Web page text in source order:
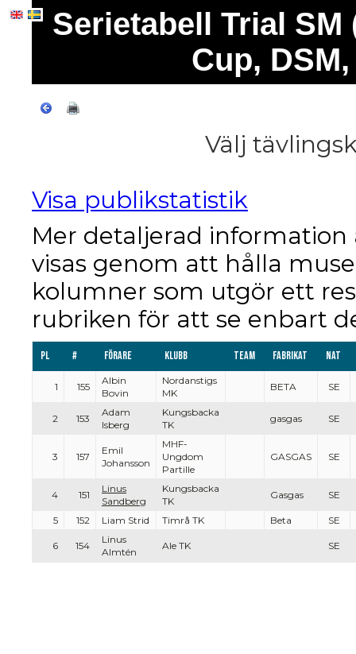
Serietabell Trial SM
Cup,
Välj
Visa publikstatistik
Mer detaljerad
visas genom att hålla
kolumner som utgör ett
rubriken för att se enbart
Pl # Förare Klubb Team Fabrikat Nat
1 155
Albin
Bovin
Nordanstigs
MK
BETA SE
2 153
Adam
Isberg
Kungsbacka
TK
gasgas SE
3 157
Emil
Johansson
MHF-
Ungdom
Partille
GASGAS SE
4 151
Linus
Sandberg
Kungsbacka
TK
Gasgas SE
5 152 Liam Strid Timrå TK Beta SE
6 154
Linus
Almtén
Ale TK SE